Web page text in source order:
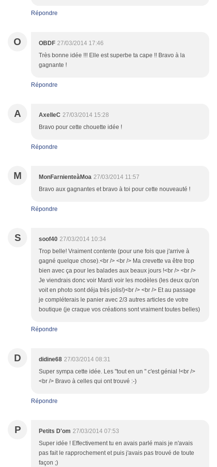
Répondre
O OBDF 27/03/2014 17:46
Très bonne idée !!! Elle est superbe ta cape !! Bravo à la
gagnante !
Répondre
A AxelleC 27/03/2014 15:28
Bravo pour cette chouette idée !
Répondre
M MonFarnienteàMoa 27/03/2014 11:57
Bravo aux gagnantes et bravo à toi pour cette nouveauté !
Répondre
S soof40 27/03/2014 10:34
Trop belle! Vraiment contente (pour une fois que j'arrive à
gagné quelque chose).<br /> <br /> Ma crevette va être trop
bien avec ça pour les balades aux beaux jours !<br /> <br />
Je viendrais donc voir Mardi voir les modèles (les deux qu'on
voit en photo sont déja trés jolis!)<br /> <br /> Et au passage
je compléterais le panier avec 2/3 autres articles de votre
boutique (je craque vos créations sont vraiment toutes belles)
Répondre
D didine68 27/03/2014 08:31
Super sympa cette idée. Les "tout en un " c'est génial !<br />
<br /> Bravo à celles qui ont trouvé :-)
Répondre
P Petits D'om 27/03/2014 07:53
Super idée ! Effectivement tu en avais parlé mais je n'avais
pas fait le rapprochement et puis j'avais pas trouvé de toute
façon ;)